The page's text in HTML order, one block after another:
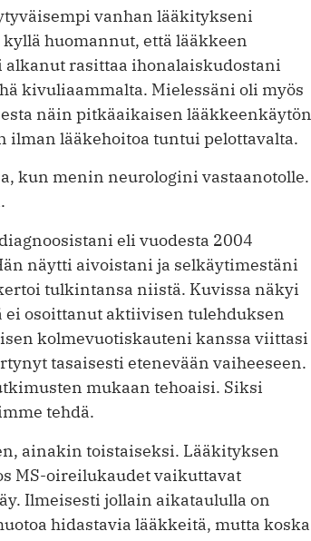
vanhan lääkitykseni
huomannut, että lääkkeen
rasittaa ihonalaiskudostani
kivuliaammalta. Mielessäni oli myös
näin pitkäaikaisen lääkkeenkäytön
ilman lääkehoitoa tuntui pelottavalta.
kun menin neurologini vastaanotolle.
eli vuodesta 2004
näytti aivoistani ja selkäytimestäni
tulkintansa niistä. Kuvissa näkyi
osoittanut aktiivisen tulehduksen
kolmevuotiskauteni kanssa viittasi
tasaisesti etenevään vaiheeseen.
mukaan tehoaisi. Siksi
tehdä.
ainakin toistaiseksi. Lääkityksen
MS-oireilukaudet vaikuttavat
Ilmeisesti jollain aikataululla on
hidastavia lääkkeitä, mutta koska